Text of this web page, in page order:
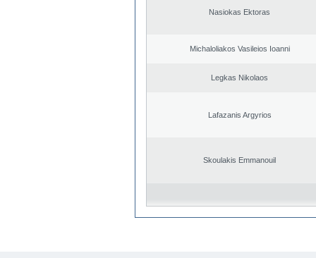
Nasiokas Ektoras
Michaloliakos Vasileios Ioanni
Legkas Nikolaos
Lafazanis Argyrios
Skoulakis Emmanouil